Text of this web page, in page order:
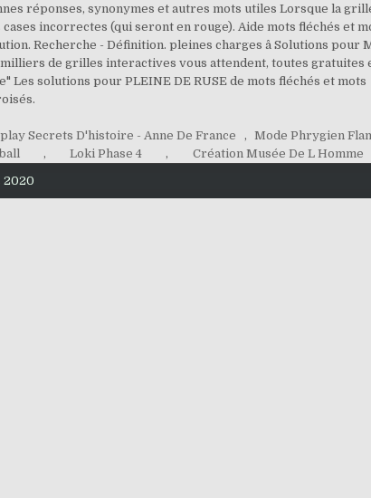
réponses, synonymes et autres mots utiles Lorsque la
incorrectes (qui seront en rouge). Aide mots fléchés et
Recherche - Définition. pleines charges â Solutions pour
milliers de grilles interactives vous attendent, toutes gratuites
solutions pour PLEINE DE RUSE de mots fléchés et mots
Secrets D'histoire - Anne De France , Mode Phrygien
, Loki Phase 4 , Création Musée De L Homme
2020